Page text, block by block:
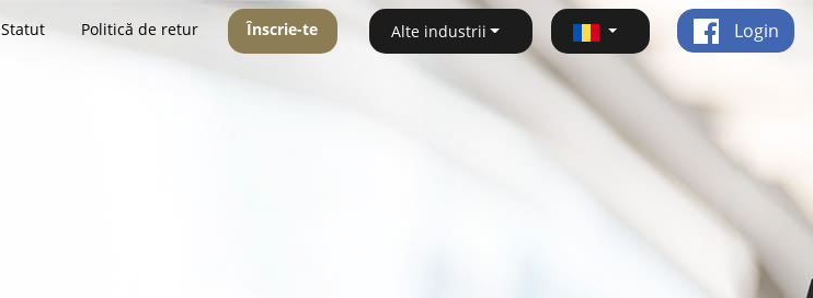
Statut Politică de retur Înscrie-te Alte industrii Login